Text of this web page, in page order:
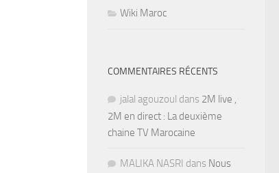
Wiki Maroc
COMMENTAIRES RÉCENTS
jalal agouzoul dans 2M live ,
2M en direct : La deuxième
chaine TV Marocaine
MALIKA NASRI dans Nous